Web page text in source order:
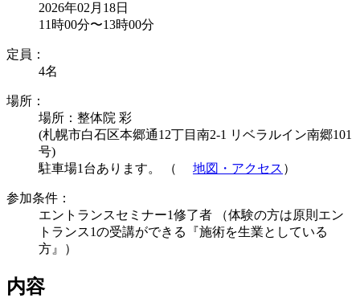
2026年02月18日
11時00分〜13時00分
定員：
4名
場所：
場所：整体院 彩
(札幌市白石区本郷通12丁目南2-1 リベラルイン南郷101
号)
駐車場1台あります。 （
地図・アクセス ）
参加条件：
エントランスセミナー1修了者 （体験の方は原則エン
トランス1の受講ができる『施術を生業としている
方』）
内容